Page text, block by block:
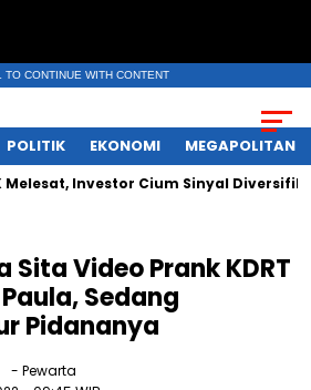
TO CONTINUE WITH CONTENT
POLITIK EKONOMI MEGAPOLITAN
Melesat, Investor Cium Sinyal
Sita Video Prank KDRT
Sedang
Pidananya
- Pewarta